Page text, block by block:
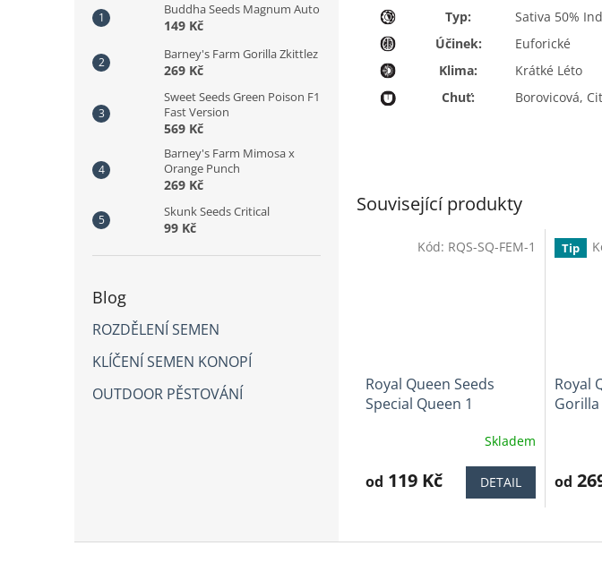
Buddha Seeds Magnum Auto
149 Kč
Barney's Farm Gorilla Zkittlez
269 Kč
Sweet Seeds Green Poison F1
Fast Version
569 Kč
Barney's Farm Mimosa x
Orange Punch
269 Kč
Skunk Seeds Critical
99 Kč
Blog
ROZDĚLENÍ SEMEN
KLÍČENÍ SEMEN KONOPÍ
OUTDOOR PĚSTOVÁNÍ
Související produkty
Royal Queen Seeds
Special Queen 1
produktu
5
Skladem
od 119 Kč DETAIL
Kód: RQS-SQ-FEM-1 Tip
Royal
Gorilla
5
od
Typ:
Sativa 50%
Účinek:
Euforické
Klima:
Krátké Léto
Chuť:
Borovicová,